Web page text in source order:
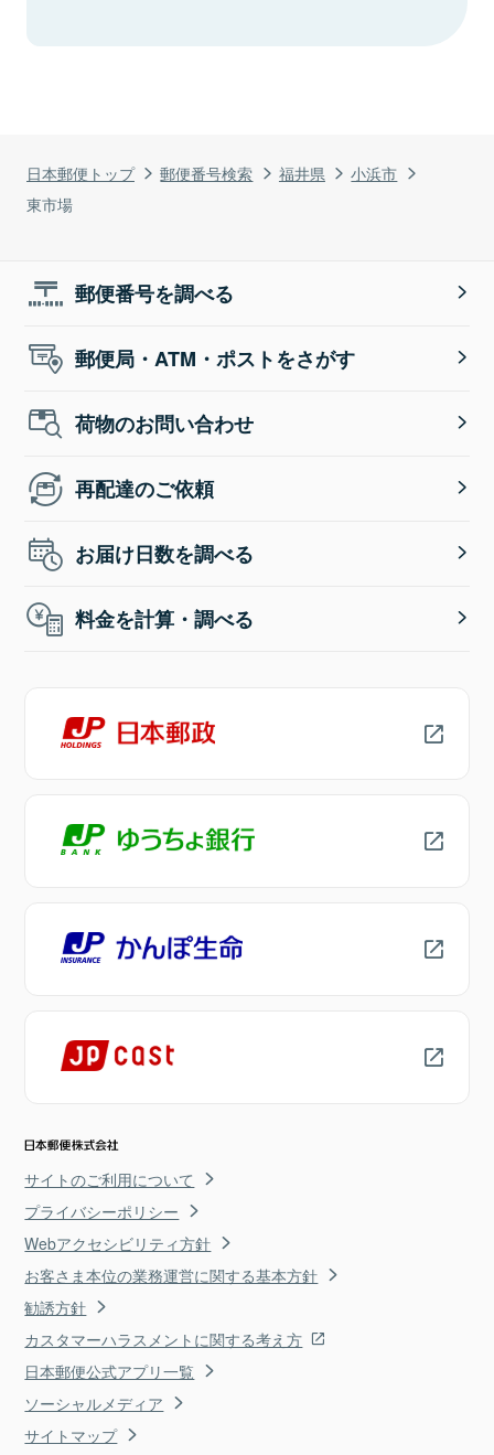
日本郵便トップ 郵便番号検索 福井県
小浜市
東市場
郵便番号を調べる
郵便局・ATM・ポストをさがす
荷物のお問い合わせ
再配達のご依頼
お届け日数を調べる
料金を計算・調べる
サイトのご利用について
プライバシーポリシー
Webアクセシビリティ方針
お客さま本位の業務運営に関する基本方針
勧誘方針
カスタマーハラスメントに関する考え方
日本郵便公式アプリ一覧
ソーシャルメディア
サイトマップ